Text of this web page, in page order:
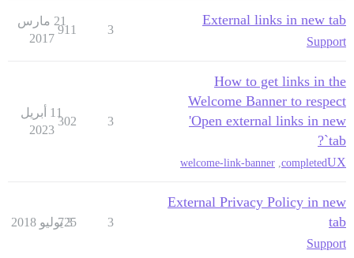
External links in new tab
Support
3
911
21 مارس
2017
How to get links in the
Welcome Banner to respect
'Open external links in new
tab`?
UX
completed
welcome-link-banner
3
302
11 أبريل
2023
External Privacy Policy in new
tab
Support
3
725
3 يوليو 2018